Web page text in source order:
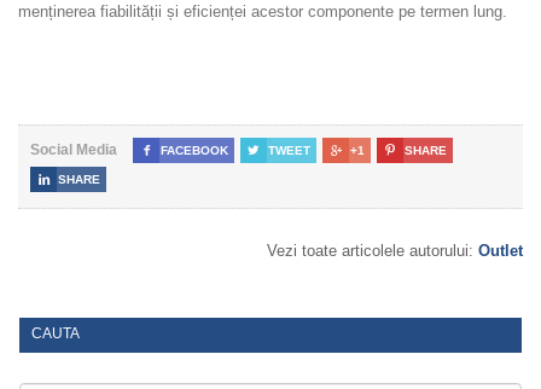
menținerea fiabilității și eficienței acestor componente pe termen lung.
Social Media  FACEBOOK  TWEET  +1  SHARE
 SHARE
Vezi toate articolele autorului: Outlet
CAUTA